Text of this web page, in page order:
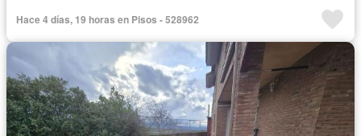
Hace 4 días, 19 horas en Pisos - 528962